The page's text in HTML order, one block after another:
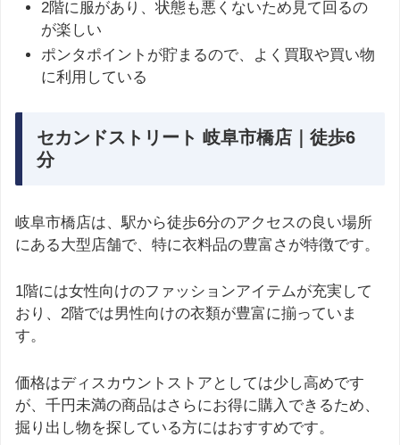
2階に服があり、状態も悪くないため見て回るの
が楽しい
ポンタポイントが貯まるので、よく買取や買い物
に利用している
セカンドストリート 岐阜市橋店｜徒歩6
分
岐阜市橋店は、駅から徒歩6分のアクセスの良い場所
にある大型店舗で、特に衣料品の豊富さが特徴です。
1階には女性向けのファッションアイテムが充実して
おり、2階では男性向けの衣類が豊富に揃っていま
す。
価格はディスカウントストアとしては少し高めです
が、千円未満の商品はさらにお得に購入できるため、
掘り出し物を探している方にはおすすめです。